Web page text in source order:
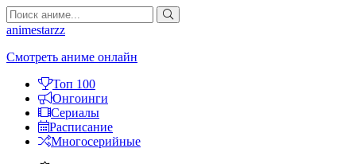
animestarzz
Смотреть аниме онлайн
Топ 100
Онгоинги
Сериалы
Расписание
Многосерийные